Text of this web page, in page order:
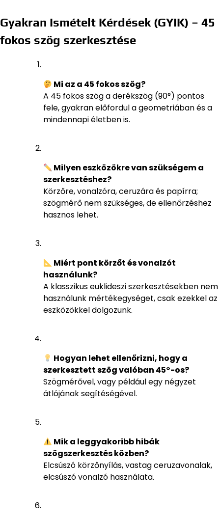
Gyakran Ismételt Kérdések (GYIK) – 45
fokos szög szerkesztése
Mi az a 45 fokos szög?
A 45 fokos szög a derékszög (90°) pontos
fele, gyakran előfordul a geometriában és a
mindennapi életben is.
Milyen eszközökre van szükségem a
szerkesztéshez?
Körzőre, vonalzóra, ceruzára és papírra;
szögmérő nem szükséges, de ellenőrzéshez
hasznos lehet.
Miért pont körzőt és vonalzót
használunk?
A klasszikus euklideszi szerkesztésekben nem
használunk mértékegységet, csak ezekkel az
eszközökkel dolgozunk.
Hogyan lehet ellenőrizni, hogy a
szerkesztett szög valóban 45°-os?
Szögmérővel, vagy például egy négyzet
átlójának segítéségével.
Mik a leggyakoribb hibák
szögszerkesztés közben?
Elcsúszó körzőnyílás, vastag ceruzavonalak,
elcsúszó vonalzó használata.